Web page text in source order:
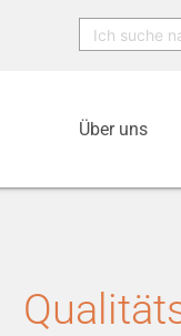
Über uns